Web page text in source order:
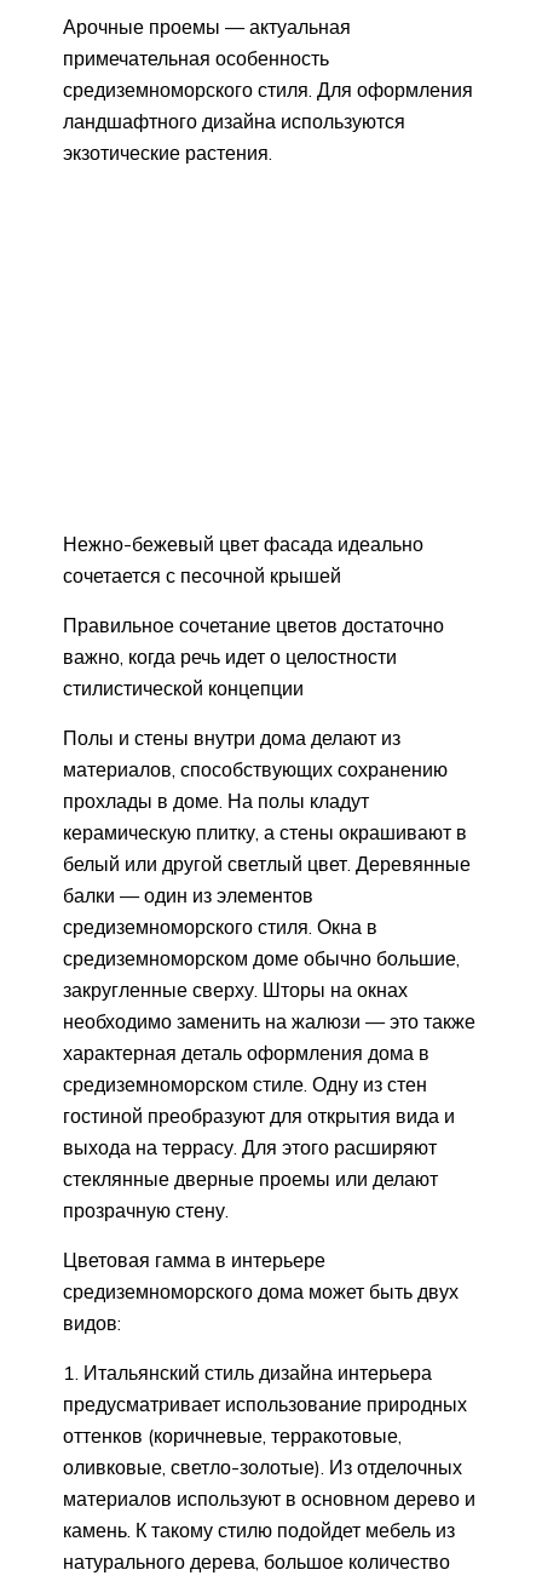
Арочные проемы — актуальная
примечательная особенность
средиземноморского стиля. Для оформления
ландшафтного дизайна используются
экзотические растения.
Нежно-бежевый цвет фасада идеально
сочетается с песочной крышей
Правильное сочетание цветов достаточно
важно, когда речь идет о целостности
стилистической концепции
Полы и стены внутри дома делают из
материалов, способствующих сохранению
прохлады в доме. На полы кладут
керамическую плитку, а стены окрашивают в
белый или другой светлый цвет. Деревянные
балки — один из элементов
средиземноморского стиля. Окна в
средиземноморском доме обычно большие,
закругленные сверху. Шторы на окнах
необходимо заменить на жалюзи — это также
характерная деталь оформления дома в
средиземноморском стиле. Одну из стен
гостиной преобразуют для открытия вида и
выхода на террасу. Для этого расширяют
стеклянные дверные проемы или делают
прозрачную стену.
Цветовая гамма в интерьере
средиземноморского дома может быть двух
видов:
Итальянский стиль дизайна интерьера
предусматривает использование природных
оттенков (коричневые, терракотовые,
оливковые, светло-золотые). Из отделочных
материалов используют в основном дерево и
камень. К такому стилю подойдет мебель из
натурального дерева, большое количество